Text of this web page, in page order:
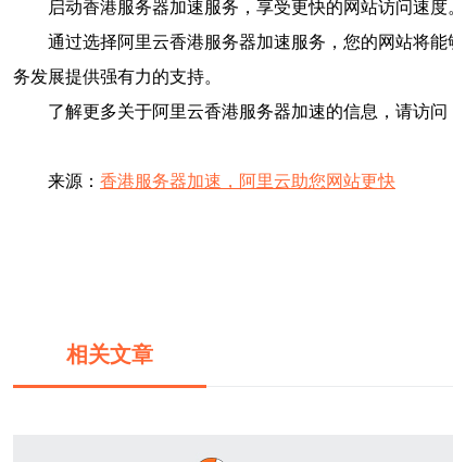
启动香港服务器加速服务，享受更快的网站访问速度
通过选择阿里云香港服务器加速服务，您的网站将
务发展提供强有力的支持。
了解更多关于阿里云香港服务器加速的信息，请访问
来源： 香港服务器加速，阿里云助您网站更快
相关文章